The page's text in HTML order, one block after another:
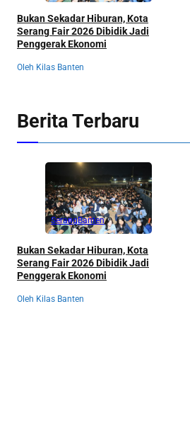
Bukan Sekadar Hiburan, Kota
Serang Fair 2026 Dibidik Jadi
Penggerak Ekonomi
Oleh Kilas Banten
Berita Terbaru
SerangBanten
Bukan Sekadar Hiburan, Kota
Serang Fair 2026 Dibidik Jadi
Penggerak Ekonomi
Oleh Kilas Banten